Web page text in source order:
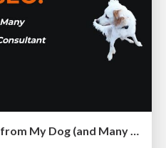
Pawsitive SEO: Lessons from My Dog (and Many Mistakes) on Thriving as a Consultant in the Age of AI